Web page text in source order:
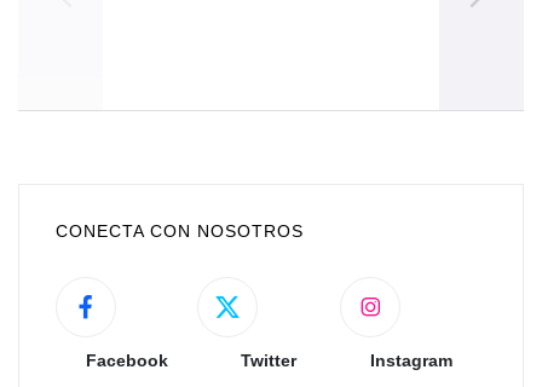
CONECTA CON NOSOTROS
Facebook Twitter Instagram